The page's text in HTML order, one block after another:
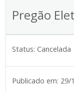
Pregão
Status: Cancelada
Publicado em: 29/